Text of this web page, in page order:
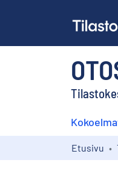
Etusivu